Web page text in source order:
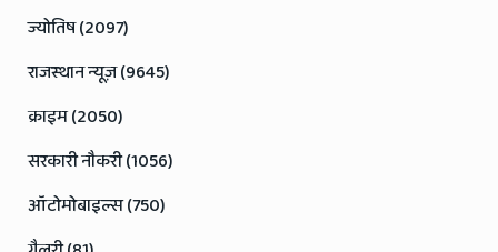
ज्योतिष (2097)
राजस्थान न्यूज़ (9645)
क्राइम (2050)
सरकारी नौकरी (1056)
ऑटोमोबाइल्स (750)